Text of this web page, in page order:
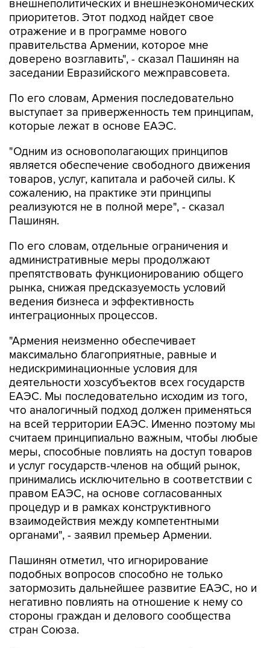
внешнеполитических и внешнеэкономических
приоритетов. Этот подход найдет свое
отражение и в программе нового
правительства Армении, которое мне
доверено возглавить", - сказал Пашинян на
заседании Евразийского межправсовета.
По его словам, Армения последовательно
выступает за приверженность тем принципам,
которые лежат в основе ЕАЭС.
"Одним из основополагающих принципов
является обеспечение свободного движения
товаров, услуг, капитала и рабочей силы. К
сожалению, на практике эти принципы
реализуются не в полной мере", - сказал
Пашинян.
По его словам, отдельные ограничения и
административные меры продолжают
препятствовать функционированию общего
рынка, снижая предсказуемость условий
ведения бизнеса и эффективность
интеграционных процессов.
"Армения неизменно обеспечивает
максимально благоприятные, равные и
недискриминационные условия для
деятельности хозсубъектов всех государств
ЕАЭС. Мы последовательно исходим из того,
что аналогичный подход должен применяться
на всей территории ЕАЭС. Именно поэтому мы
считаем принципиально важным, чтобы любые
меры, способные повлиять на доступ товаров
и услуг государств-членов на общий рынок,
принимались исключительно в соответствии с
правом ЕАЭС, на основе согласованных
процедур и в рамках конструктивного
взаимодействия между компетентными
органами", - заявил премьер Армении.
Пашинян отметил, что игнорирование
подобных вопросов способно не только
затормозить дальнейшее развитие ЕАЭС, но и
негативно повлиять на отношение к нему со
стороны граждан и делового сообщества
стран Союза.